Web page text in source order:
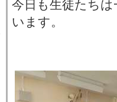
今日も生徒たち
います。